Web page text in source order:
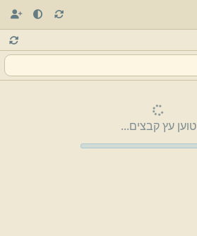
טוען עץ קבצים...